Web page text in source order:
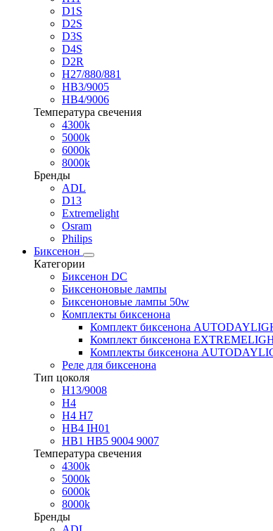
D1S
D2S
D3S
D4S
D2R
H27/880/881
HB3/9005
HB4/9006
Температура свечения
4300k
5000k
6000k
8000k
Бренды
ADL
D13
Extremelight
Osram
Philips
Биксенон
Категории
Биксенон DC
Биксеноновые лампы
Биксеноновые лампы 50w
Комплекты биксенона
Комплект биксенона
Комплект биксенона
Комплекты биксенона
Реле для биксенона
Тип цоколя
H13/9008
H4
H4 H7
HB4 IH01
HB1 HB5 9004 9007
Температура свечения
4300k
5000k
6000k
8000k
Бренды